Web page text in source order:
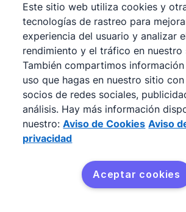
electrónicos y notas a medida
recopilando información
sobre el comportamiento o la
cliente).
Por ejemplo, almacena los puntos
detallados de cada miembro del
compras para ayudar a los
cliente, o guarda la
reciente del producto de tu
Prueba
Este sitio web utiliza cookies y
tecnologías de rastreo para
experiencia del usuario y analizar
rendimiento y el tráfico en nuestro
También compartimos
uso que hagas en nuestro sitio
socios de redes sociales,
análisis. Hay más información
nuestro: Aviso de Cookies Aviso
privacidad
Aceptar cookies